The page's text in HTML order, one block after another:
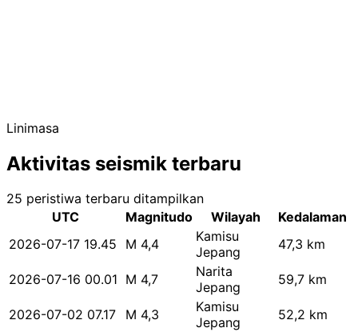
Linimasa
Aktivitas seismik terbaru
25 peristiwa terbaru ditampilkan
UTC
Magnitudo Wilayah
Kedalaman
2026-07-17 19.45
M 4,4
Kamisu
Jepang
47,3 km
2026-07-16 00.01 M 4,7
Narita
Jepang
59,7 km
2026-07-02 07.17 M 4,3
Kamisu
Jepang
52,2 km